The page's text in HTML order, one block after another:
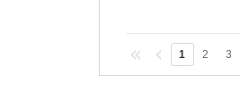
1 2 3